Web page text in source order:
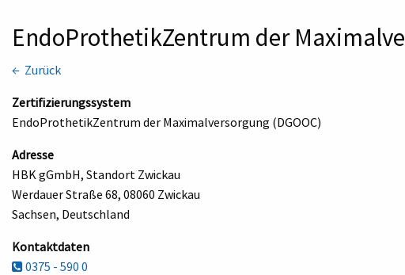
EndoProthetikZentrum der
← Zurück
Zertifizierungssystem
EndoProthetikZentrum der Maximalversorgung (DGOOC)
Adresse
HBK gGmbH, Standort Zwickau
Werdauer Straße 68, 08060 Zwickau
Sachsen, Deutschland
Kontaktdaten
0375 - 590 0